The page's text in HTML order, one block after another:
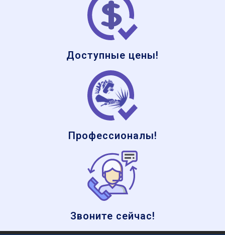
Доступные цены!
Профессионалы!
Звоните сейчас!